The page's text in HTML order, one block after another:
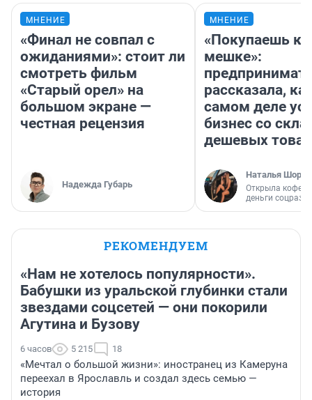
МНЕНИЕ
«Финал не совпал с
ожиданиями»: стоит ли
смотреть фильм
«Старый орел» на
большом экране —
честная рецензия
Надежда Губарь
МНЕНИЕ
«Покупаешь
мешке»:
рассказала,
самом деле
бизнес со
дешевых
Наталья
Открыла
деньги
РЕКОМЕНДУЕМ
«Нам не хотелось популярности».
Бабушки из уральской глубинки стали
звездами соцсетей — они покорили
Агутина и Бузову
6 часов 5 215 18
«Мечтал о большой жизни»: иностранец из Камеруна
переехал в Ярославль и создал здесь семью —
история